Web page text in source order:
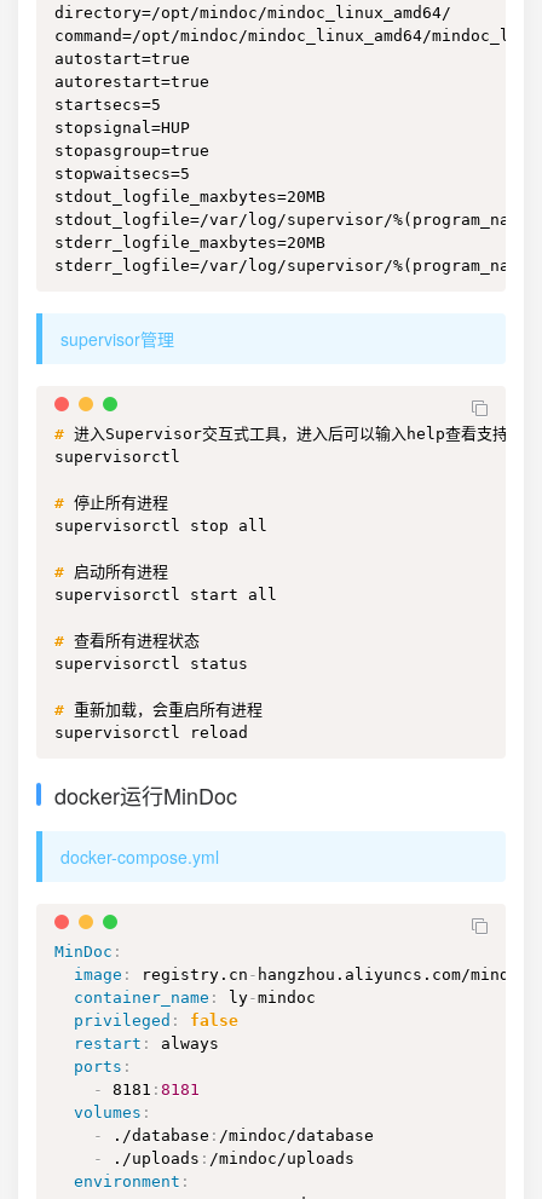
directory=/opt/mindoc/mindoc_linux_amd64/
command=/opt/mindoc/mindoc_linux_amd64/
autostart=true
autorestart=true
startsecs=5
stopsignal=HUP
stopasgroup=true
stopwaitsecs=5
stdout_logfile_maxbytes=20MB
stdout_logfile=/var/log/supervisor/
stderr_logfile_maxbytes=20MB
stderr_logfile=/var/log/supervisor/
supervisor管理
# 进入Supervisor交互式工具，进入后可以输入help查看支持的命
supervisorctl
# 停止所有进程
supervisorctl stop all
# 启动所有进程
supervisorctl start all
# 查看所有进程状态
supervisorctl status
# 重新加载，会重启所有进程
supervisorctl reload
docker运行MinDoc
docker-compose.yml
MinDoc :
image : registry.cn - hangzhou.aliyuncs.com/mindoc/
container_name : ly-mindoc
privileged :
false
restart :
always
ports :
-
8181 : 8181
volumes :
-
./database : /mindoc/database
-
./uploads : /mindoc/uploads
environment :